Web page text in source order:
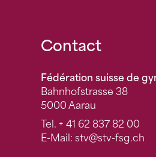
Fusszeile
Contact
Fédération suisse de
Bahnhofstrasse 38
5000 Aarau
Tel. + 41 62 837 82 00
E-Mail: stv@stv-fsg.ch